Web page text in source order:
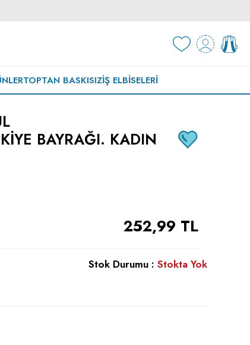
TOPTAN BASKISIZİŞ ELBISELERI
BAYRAĞI. KADIN
252,99 TL
Stok Durumu : Stokta Yok